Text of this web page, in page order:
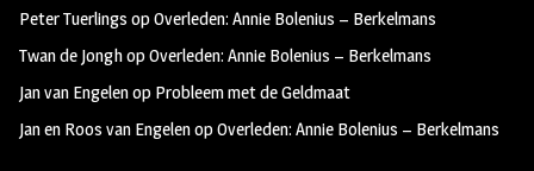
Peter Tuerlings opOverleden: Annie Bolenius – Berkelmans
Twan de JonghopOverleden: Annie Bolenius – Berkelmans
Jan van Engelenop Probleem met de Geldmaat
Jan en Roos van EngelenopOverleden: Annie Bolenius – Berkelmans